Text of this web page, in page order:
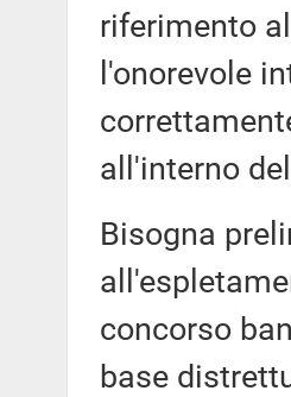
riferimento
l'onorevole
all'interno
Bisogna
concorso
base